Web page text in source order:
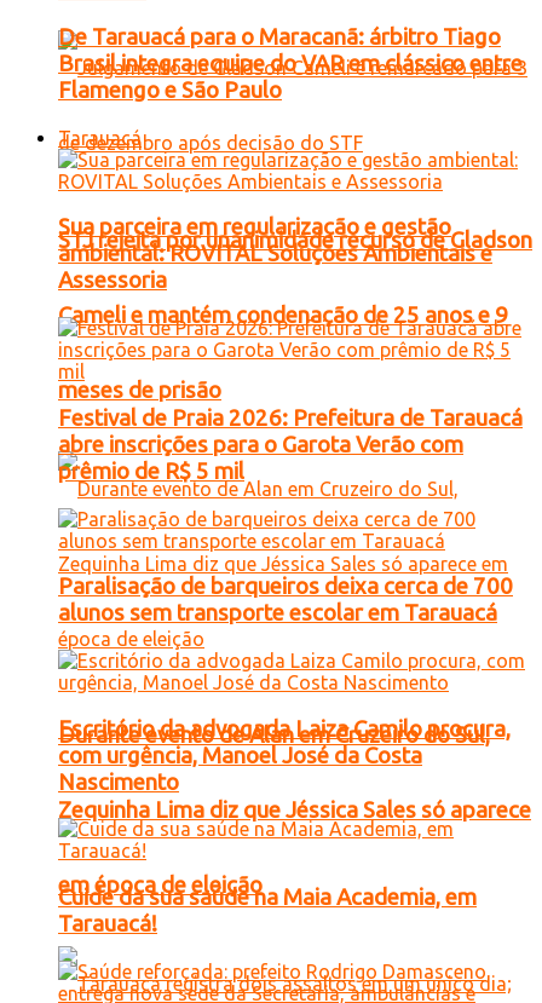
STJ rejeita por unanimidade recurso de Gladson
Cameli e mantém condenação de 25 anos e 9
meses de prisão
Durante evento de Alan em Cruzeiro do Sul,
Zequinha Lima diz que Jéssica Sales só aparece
em época de eleição
De Tarauacá para o Maracanã: árbitro Tiago
Brasil integra equipe do VAR em clássico entre
Flamengo e São Paulo
Tarauacá
Sua parceira em regularização e gestão
ambiental: ROVITAL Soluções Ambientais e
Assessoria
Festival de Praia 2026: Prefeitura de Tarauacá
abre inscrições para o Garota Verão com
prêmio de R$ 5 mil
Paralisação de barqueiros deixa cerca de 700
alunos sem transporte escolar em Tarauacá
Escritório da advogada Laiza Camilo procura,
com urgência, Manoel José da Costa
Nascimento
Cuide da sua saúde na Maia Academia, em
Tarauacá!